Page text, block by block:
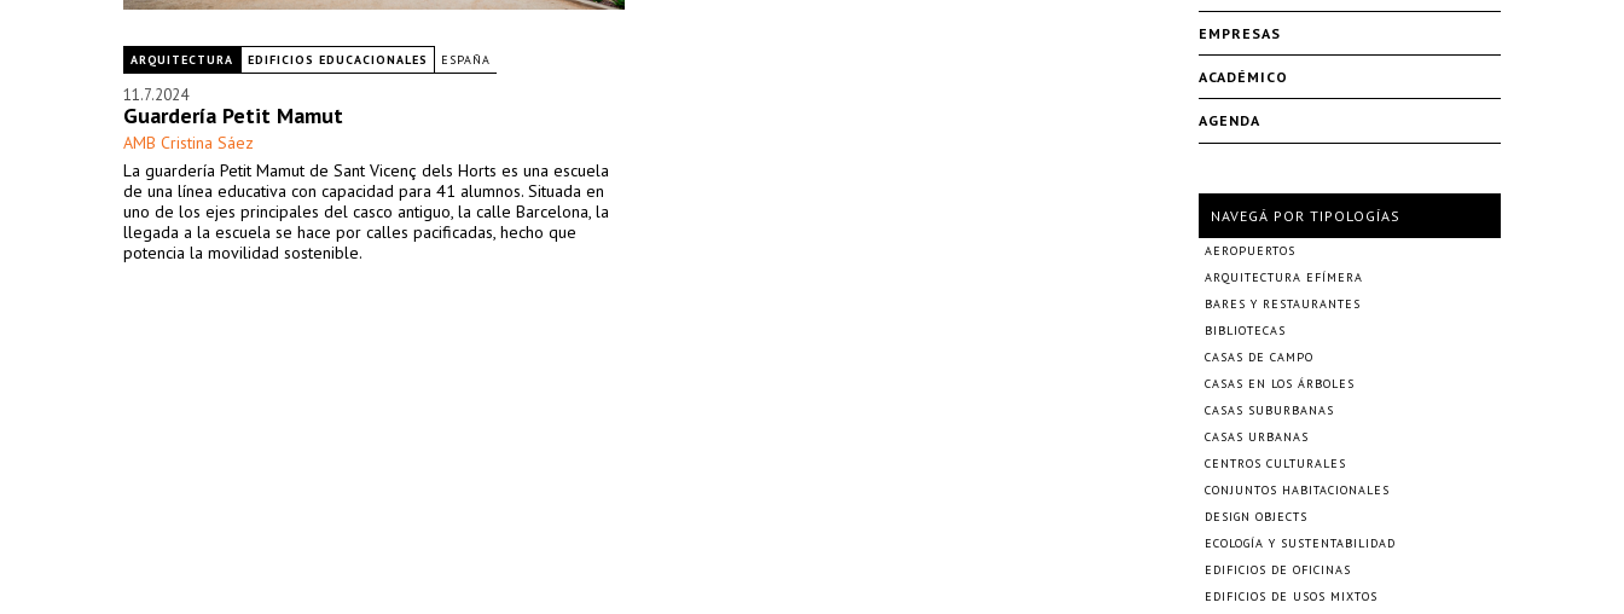
ARQUITECTURA EDIFICIOS EDUCACIONALES ESPAÑA
11.7.2024
Guardería Petit Mamut
AMB Cristina Sáez
La guardería Petit Mamut de Sant Vicenç dels Horts es una escuela
de una línea educativa con capacidad para 41 alumnos. Situada en
uno de los ejes principales del casco antiguo, la calle Barcelona, la
llegada a la escuela se hace por calles pacificadas, hecho que
potencia la movilidad sostenible.
EMPRESAS
ACADÉMICO
AGENDA
NAVEGÁ POR TIPOLOGÍAS
AEROPUERTOS
ARQUITECTURA EFÍMERA
BARES Y RESTAURANTES
BIBLIOTECAS
CASAS DE CAMPO
CASAS EN LOS ÁRBOLES
CASAS SUBURBANAS
CASAS URBANAS
CENTROS CULTURALES
CONJUNTOS HABITACIONALES
DESIGN OBJECTS
ECOLOGÍA Y SUSTENTABILIDAD
EDIFICIOS DE OFICINAS
EDIFICIOS DE USOS MIXTOS